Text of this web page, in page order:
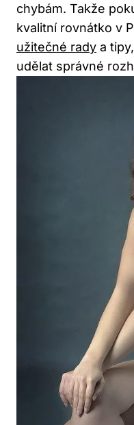
chybám. Takže
kvalitní rovnátko v
užitečné rady a
udělat správné